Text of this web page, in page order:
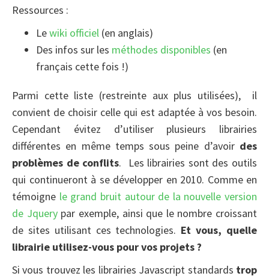
Ressources :
Lewiki officiel (en anglais)
Des infos sur les méthodes disponibles (en
français cette fois !)
Parmi cette liste (restreinte aux plus utilisées), il
convient de choisir celle qui est adaptée à vos besoin.
Cependant évitez d’utiliser plusieurs librairies
différentes en même temps sous peine d’avoir des
problèmes de conflits. Les librairies sont des outils
qui continueront à se développer en 2010. Comme en
témoigne le grand bruit autour de la nouvelle version
de Jquerypar exemple, ainsi que le nombre croissant
de sites utilisant ces technologies. Et vous, quelle
librairie utilisez-vous pour vos projets ?
Si vous trouvez les librairies Javascript standards trop